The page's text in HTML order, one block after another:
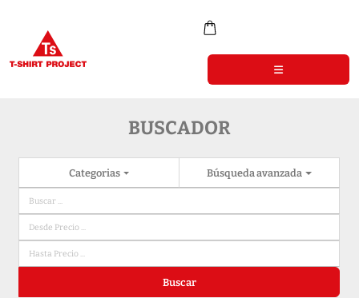
BUSCADOR
Categorias Búsqueda avanzada
Buscar